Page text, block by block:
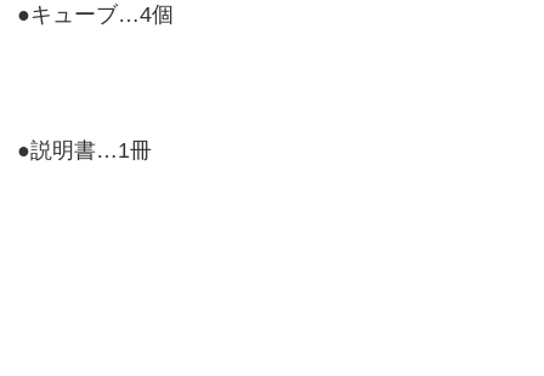
●キューブ…4個
●説明書…1冊